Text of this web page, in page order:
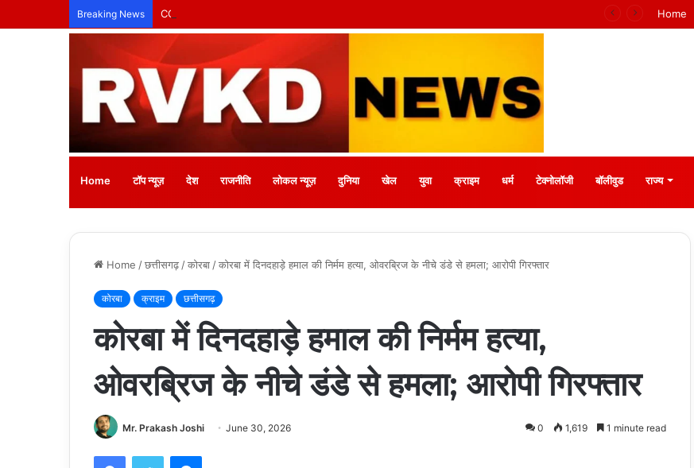
Breaking News CG NEWS: उत्कृष्ट पत्रकारिता के लिए ग्रैंड न्यूज़ के वरिष्ठ संवाददाता आर.के. राजपूत हुए सम्मानित Home
Home टॉप न्यूज़ देश राजनीति लोकल न्यूज़ दुनिया खेल युवा क्राइम धर्म टेक्नोलॉजी बॉलीवुड राज्य
Home /छत्तीसगढ़ /कोरबा /कोरबा में दिनदहाड़े हमाल की निर्मम हत्या, ओवरब्रिज के नीचे डंडे से हमला; आरोपी गिरफ्तार
कोरबा क्राइम छत्तीसगढ़
कोरबा में दिनदहाड़े हमाल की निर्मम हत्या,
ओवरब्रिज के नीचे डंडे से हमला; आरोपी गिरफ्तार
Mr. Prakash Joshi June 30, 2026 0 1,619 1 minute read
FacebookTwitter Messenger